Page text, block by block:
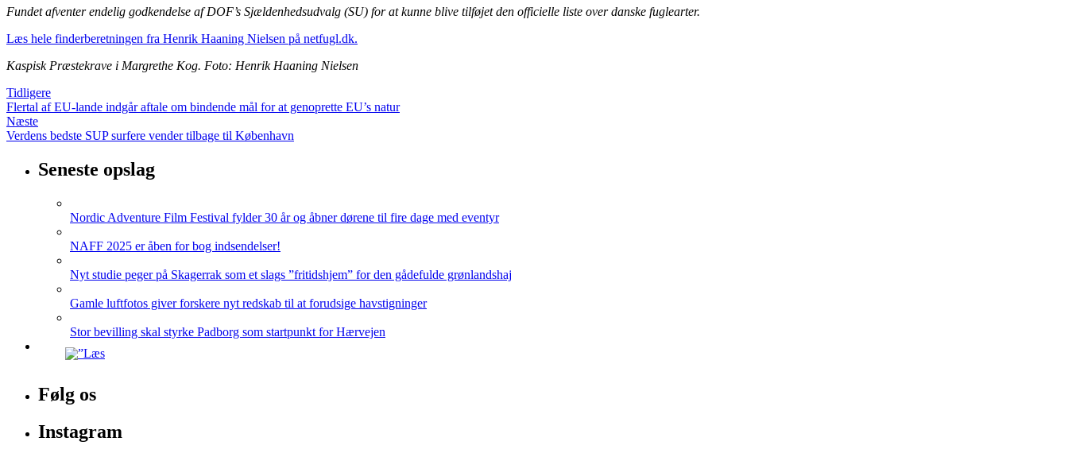
Fundet afventer endelig godkendelse af DOF’s Sjældenhedsudvalg (SU) for at kunne blive tilføjet den officielle liste over danske fuglearter.
Læs hele finderberetningen fra Henrik Haaning Nielsen på netfugl.dk.
Kaspisk Præstekrave i Margrethe Kog. Foto: Henrik Haaning Nielsen
Tidligere
Flertal af EU-lande indgår aftale om bindende mål for at genoprette EU’s natur
Næste
Verdens bedste SUP surfere vender tilbage til København
Seneste opslag
Nordic Adventure Film Festival fylder 30 år og åbner dørene til fire dage med eventyr
NAFF 2025 er åben for bog indsendelser!
Nyt studie peger på Skagerrak som et slags ”fritidshjem” for den gådefulde grønlandshaj
Gamle luftfotos giver forskere nyt redskab til at forudsige havstigninger
Stor bevilling skal styrke Padborg som startpunkt for Hærvejen
Følg os
Instagram